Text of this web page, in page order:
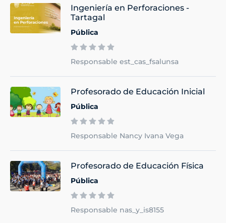
Ingeniería en Perforaciones -
Tartagal
Pública
Responsable est_cas_fsalunsa
Profesorado de Educación Inicial
Pública
Responsable Nancy Ivana Vega
Profesorado de Educación Física
Pública
Responsable nas_y_is8155